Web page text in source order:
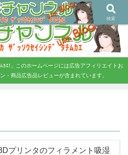
ナカ、ザッソウセイシンデタチムカエ！
ｶｴ!」このホームページには広告アフィリエイトお
・商品広告品レビューが含まれています。
プリンタのフィラメント吸湿
検索